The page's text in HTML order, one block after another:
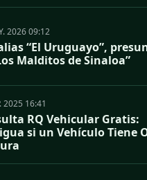
2026 09:12
“El Uruguayo”,
Malditos de Sinaloa”
2025 16:41
RQ Vehicular Gratis:
si un Vehículo Tiene